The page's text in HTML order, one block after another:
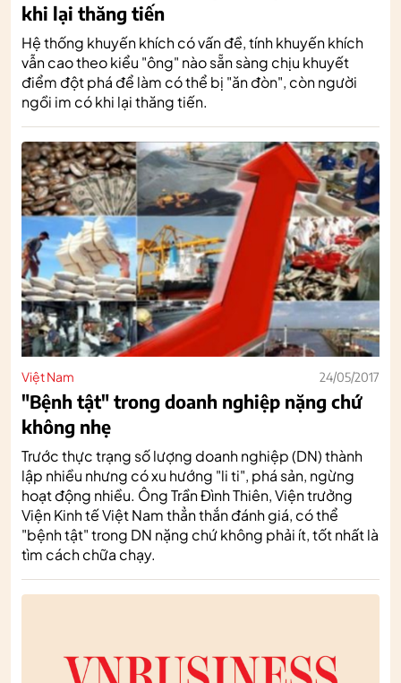
khi lại thăng tiến
Hệ thống khuyến khích có vấn đề, tính khuyến khích
vẫn cao theo kiểu "ông" nào sẵn sàng chịu khuyết
điểm đột phá để làm có thể bị "ăn đòn", còn người
ngồi im có khi lại thăng tiến.
Việt Nam 24/05/2017
"Bệnh tật" trong doanh nghiệp nặng chứ
không nhẹ
Trước thực trạng số lượng doanh nghiệp (DN) thành
lập nhiều nhưng có xu hướng "li ti", phá sản, ngừng
hoạt động nhiều. Ông Trần Đình Thiên, Viện trưởng
Viện Kinh tế Việt Nam thẳn thắn đánh giá, có thể
"bệnh tật" trong DN nặng chứ không phải ít, tốt nhất là
tìm cách chữa chạy.